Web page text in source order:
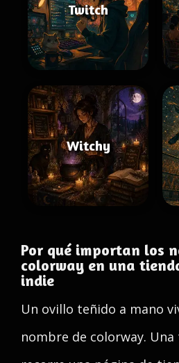
Twitch
Witchy
Por qué importan los
colorway en una
indie
Un ovillo teñido a mano
nombre de colorway.